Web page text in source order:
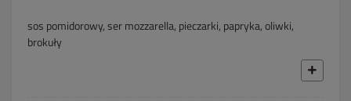
sos pomidorowy, ser mozzarella, pieczarki, papryka, oliwki,
brokuły